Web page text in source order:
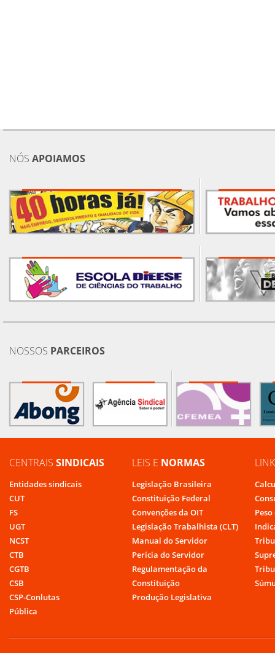
NÓS APOIAMOS
NOSSOS PARCEIROS
CENTRAIS SINDICAIS
Entidades sindicais
CUT
FS
UGT
NCST
CTB
CGTB
CSB
CSP-Conlutas
Pública
LEIS E NORMAS
Legislação Brasileira
Constituição Federal
Convenções da OIT
Legislação Trabalhista (CLT)
Manual do Servidor
Perícia do Servidor
Regulamentação da
Constituição
Produção Legislativa